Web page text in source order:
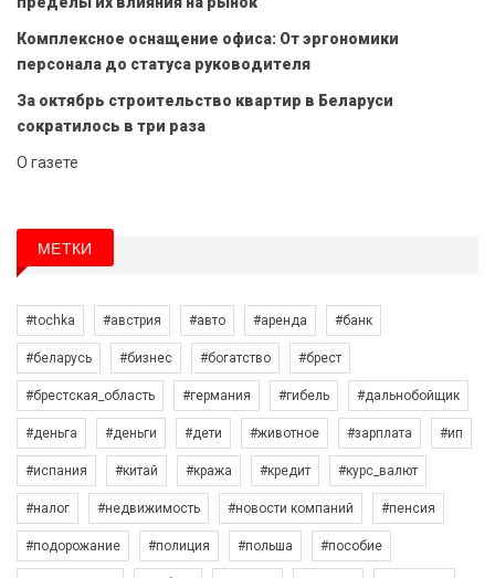
Комплексное оснащение офиса: От эргономики
персонала до статуса руководителя
За октябрь строительство квартир в Беларуси
сократилось в три раза
О газете
МЕТКИ
#tochka #австрия #авто #аренда #банк
#беларусь #бизнес #богатство #брест
#брестская_область #германия #гибель #дальнобойщик
#деньга #деньги #дети #животное #зарплата #ип
#испания #китай #кража #кредит #курс_валют
#налог #недвижимость #новости компаний #пенсия
#подорожание #полиция #польша #пособие